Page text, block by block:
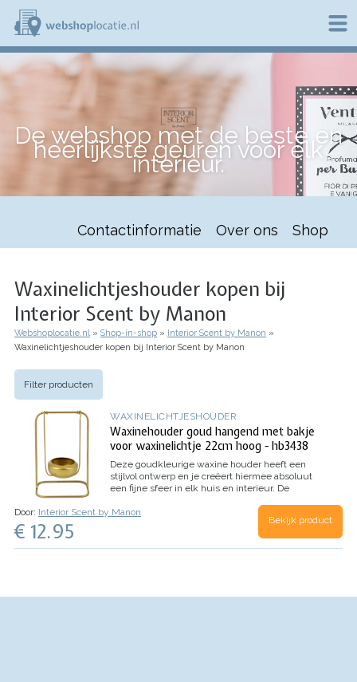
Overslaan
naar
de
inhoud
e
b
o
p
l
De webshop met de beste en
heerlijkste geuren voor elk
interieur.
Contactinformatie Over ons Shop
Waxinelichtjeshouder kopen bij
Interior Scent by Manon
Kruimelpad
Webshoplocatie.nl Shop-in-shop
Interior Scent by Manon
Waxinelichtjeshouder kopen bij Interior Scent by Manon
Filter producten
WAXINELICHTJESHOUDER
Waxinehouder goud hangend met bakje
voor waxinelichtje 22cm hoog - hb3438
Deze goudkleurige waxine houder heeft een
stijlvol ontwerp en je creëert hiermee absoluut
een fijne sfeer in elk huis en interieur. De
hoogte 22 cm / breedte 14,5 cm / diepte 10 cm
Door: Interior Scent by Manon
€ 12.95 Bekijk product